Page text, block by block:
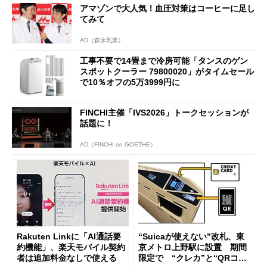
アマゾンで大人気！血圧対策はコーヒーに足し
てみて
AD（森永乳業）
工事不要で14畳まで冷房可能「タンスのゲン
スポットクーラー 79800020」がタイムセール
で10％オフの5万3999円に
FINCHI主催「IVS2026」トークセッションが
話題に！
AD（FINCHI on GOETHE）
Rakuten Linkに「AI通話要
約機能」、楽天モバイル契約
者は追加料金なしで使える
“Suicaが使えない”改札、東
京メトロ上野駅に設置 期間
限定で “クレカ”と“QRコー